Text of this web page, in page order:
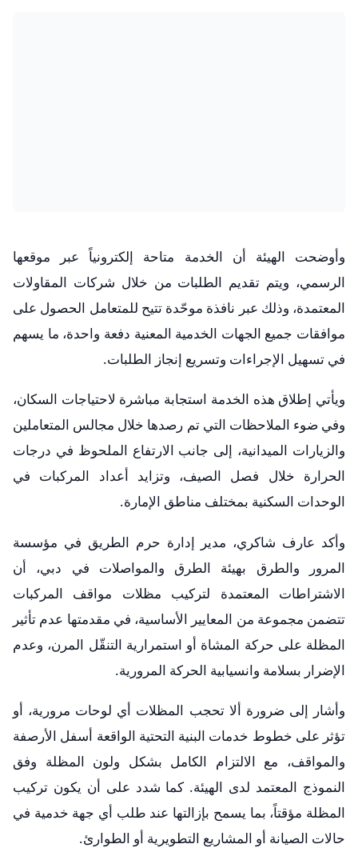
وأوضحت الهيئة أن الخدمة متاحة إلكترونياً عبر موقعها
الرسمي، ويتم تقديم الطلبات من خلال شركات المقاولات
المعتمدة، وذلك عبر نافذة موحّدة تتيح للمتعامل الحصول على
موافقات جميع الجهات الخدمية المعنية دفعة واحدة، ما يسهم
في تسهيل الإجراءات وتسريع إنجاز الطلبات.
ويأتي إطلاق هذه الخدمة استجابة مباشرة لاحتياجات السكان،
وفي ضوء الملاحظات التي تم رصدها خلال مجالس المتعاملين
والزيارات الميدانية، إلى جانب الارتفاع الملحوظ في درجات
الحرارة خلال فصل الصيف، وتزايد أعداد المركبات في
الوحدات السكنية بمختلف مناطق الإمارة.
وأكد عارف شاكري، مدير إدارة حرم الطريق في مؤسسة
المرور والطرق بهيئة الطرق والمواصلات في دبي، أن
الاشتراطات المعتمدة لتركيب مظلات مواقف المركبات
تتضمن مجموعة من المعايير الأساسية، في مقدمتها عدم تأثير
المظلة على حركة المشاة أو استمرارية التنقّل المرن، وعدم
الإضرار بسلامة وانسيابية الحركة المرورية.
وأشار إلى ضرورة ألا تحجب المظلات أي لوحات مرورية، أو
تؤثر على خطوط خدمات البنية التحتية الواقعة أسفل الأرصفة
والمواقف، مع الالتزام الكامل بشكل ولون المظلة وفق
النموذج المعتمد لدى الهيئة. كما شدد على أن يكون تركيب
المظلة مؤقتاً، بما يسمح بإزالتها عند طلب أي جهة خدمية في
حالات الصيانة أو المشاريع التطويرية أو الطوارئ.